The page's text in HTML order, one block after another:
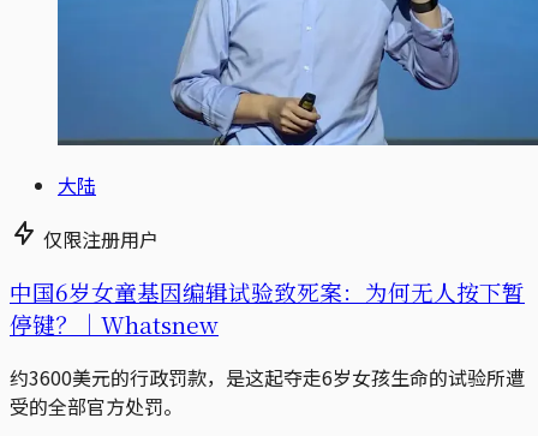
大陆
仅限注册用户
中国6岁女童基因编辑试验致死案：为何无人按下暂
停键？｜Whatsnew
约3600美元的行政罚款，是这起夺走6岁女孩生命的试验所遭
受的全部官方处罚。